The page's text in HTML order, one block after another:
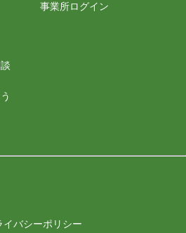
事業所ログイン
イバシーポリシー